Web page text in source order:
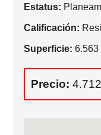
Estatus:
Calificación:
Superficie: 6.563
Precio: